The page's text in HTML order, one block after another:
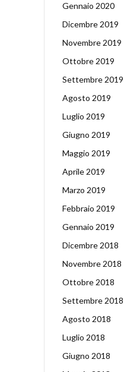
Gennaio 2020
Dicembre 2019
Novembre 2019
Ottobre 2019
Settembre 2019
Agosto 2019
Luglio 2019
Giugno 2019
Maggio 2019
Aprile 2019
Marzo 2019
Febbraio 2019
Gennaio 2019
Dicembre 2018
Novembre 2018
Ottobre 2018
Settembre 2018
Agosto 2018
Luglio 2018
Giugno 2018